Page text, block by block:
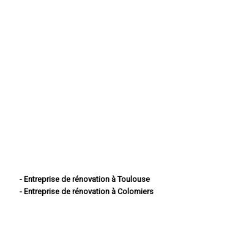
- Entreprise de rénovation à Toulouse
- Entreprise de rénovation à Colomiers